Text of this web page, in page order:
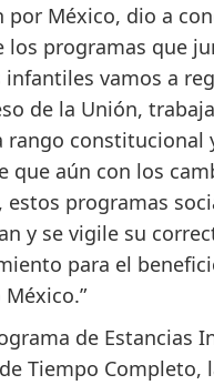
por México, dio a
los programas que
infantiles vamos a
de la Unión,
rango constitucional
que aún con los
estos programas
y se vigile su
para el
de Estancias
Tiempo Completo,